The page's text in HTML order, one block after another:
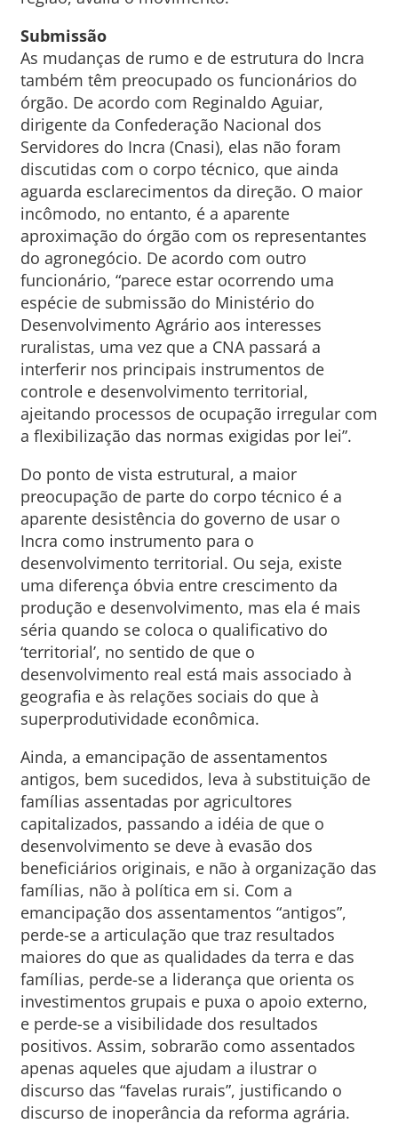
Submissão
As mudanças de rumo e de estrutura do Incra
também têm preocupado os funcionários do
órgão. De acordo com Reginaldo Aguiar,
dirigente da Confederação Nacional dos
Servidores do Incra (Cnasi), elas não foram
discutidas com o corpo técnico, que ainda
aguarda esclarecimentos da direção. O maior
incômodo, no entanto, é a aparente
aproximação do órgão com os representantes
do agronegócio. De acordo com outro
funcionário, “parece estar ocorrendo uma
espécie de submissão do Ministério do
Desenvolvimento Agrário aos interesses
ruralistas, uma vez que a CNA passará a
interferir nos principais instrumentos de
controle e desenvolvimento territorial,
ajeitando processos de ocupação irregular com
a flexibilização das normas exigidas por lei”.
Do ponto de vista estrutural, a maior
preocupação de parte do corpo técnico é a
aparente desistência do governo de usar o
Incra como instrumento para o
desenvolvimento territorial. Ou seja, existe
uma diferença óbvia entre crescimento da
produção e desenvolvimento, mas ela é mais
séria quando se coloca o qualificativo do
‘territorial’, no sentido de que o
desenvolvimento real está mais associado à
geografia e às relações sociais do que à
superprodutividade econômica.
Ainda, a emancipação de assentamentos
antigos, bem sucedidos, leva à substituição de
famílias assentadas por agricultores
capitalizados, passando a idéia de que o
desenvolvimento se deve à evasão dos
beneficiários originais, e não à organização das
famílias, não à política em si. Com a
emancipação dos assentamentos “antigos”,
perde-se a articulação que traz resultados
maiores do que as qualidades da terra e das
famílias, perde-se a liderança que orienta os
investimentos grupais e puxa o apoio externo,
e perde-se a visibilidade dos resultados
positivos. Assim, sobrarão como assentados
apenas aqueles que ajudam a ilustrar o
discurso das “favelas rurais”, justificando o
discurso de inoperância da reforma agrária.